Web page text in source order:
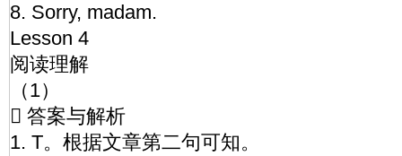
8. Sorry, madam.
Lesson 4
阅读理解
（1）
 答案与解析
1. T。根据文章第二句可知。